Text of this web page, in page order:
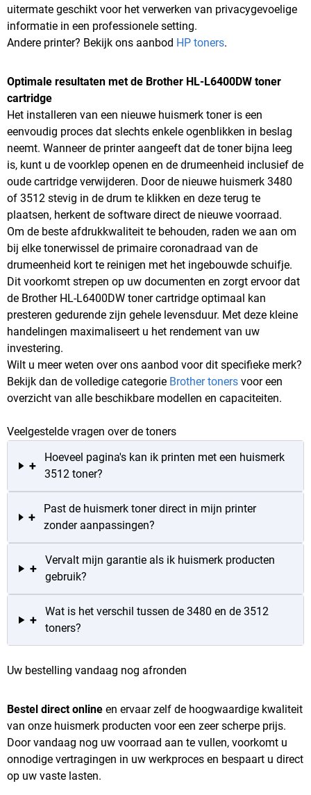
uitermate geschikt voor het verwerken van privacygevoelige
informatie in een professionele setting.
Andere printer? Bekijk ons aanbod HP toners.
Optimale resultaten met de Brother HL-L6400DW toner
cartridge
Het installeren van een nieuwe huismerk toner is een
eenvoudig proces dat slechts enkele ogenblikken in beslag
neemt. Wanneer de printer aangeeft dat de toner bijna leeg
is, kunt u de voorklep openen en de drumeenheid inclusief de
oude cartridge verwijderen. Door de nieuwe huismerk 3480
of 3512 stevig in de drum te klikken en deze terug te
plaatsen, herkent de software direct de nieuwe voorraad.
Om de beste afdrukkwaliteit te behouden, raden we aan om
bij elke tonerwissel de primaire coronadraad van de
drumeenheid kort te reinigen met het ingebouwde schuifje.
Dit voorkomt strepen op uw documenten en zorgt ervoor dat
de Brother HL-L6400DW toner cartridge optimaal kan
presteren gedurende zijn gehele levensduur. Met deze kleine
handelingen maximaliseert u het rendement van uw
investering.
Wilt u meer weten over ons aanbod voor dit specifieke merk?
Bekijk dan de volledige categorie Brother toners voor een
overzicht van alle beschikbare modellen en capaciteiten.
Veelgestelde vragen over de toners
+
Hoeveel pagina's kan ik printen met een huismerk
3512 toner?
+
Past de huismerk toner direct in mijn printer
zonder aanpassingen?
+
Vervalt mijn garantie als ik huismerk producten
gebruik?
+
Wat is het verschil tussen de 3480 en de 3512
toners?
Uw bestelling vandaag nog afronden
Bestel direct online en ervaar zelf de hoogwaardige kwaliteit
van onze huismerk producten voor een zeer scherpe prijs.
Door vandaag nog uw voorraad aan te vullen, voorkomt u
onnodige vertragingen in uw werkproces en bespaart u direct
op uw vaste lasten.